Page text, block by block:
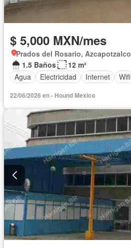
$ 5,000 MXN/mes
Prados del Rosario, Azcapotzalco
1.5 Baños
12 m²
Agua
Electricidad Internet Wifi
22/06/2026 en - Hound Mexico